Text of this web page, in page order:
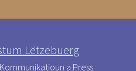
Lëtzebuerg
a Press